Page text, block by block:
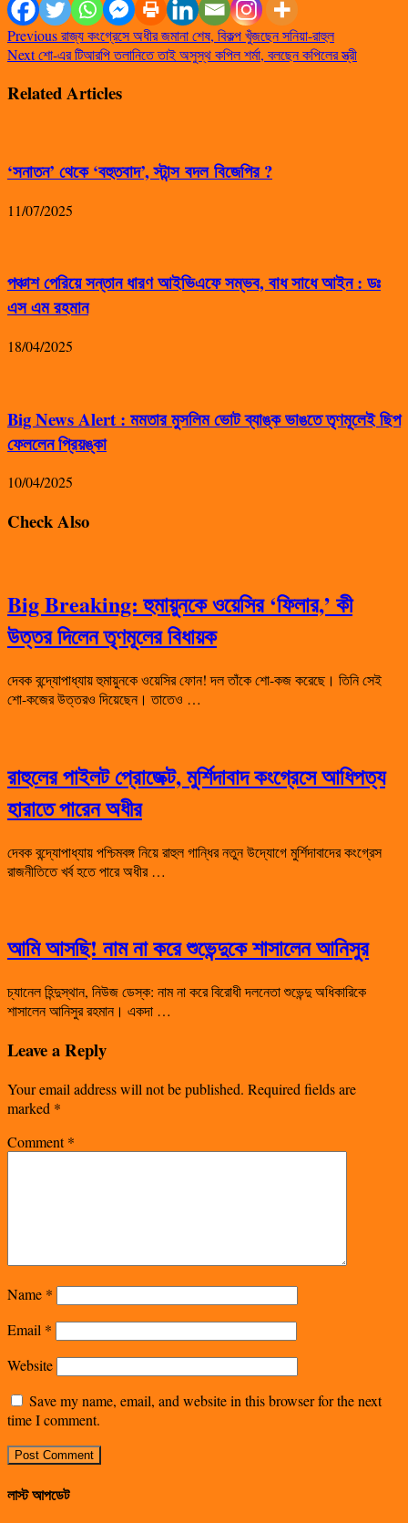
Previousরাজ্য কংগ্রেসে অধীর জমানা শেষ, বিকল্প খুঁজছেন সনিয়া-রাহুল
Nextশো-এর টিআরপি তলানিতে তাই অসুস্থ কপিল শর্মা, বলছেন কপিলের স্ত্রী
Related Articles
‘সনাতন’ থেকে ‘বহুতবাদ’, স্টান্স বদল বিজেপির ?
11/07/2025
পঞ্চাশ পেরিয়ে সন্তান ধারণ আইভিএফে সম্ভব, বাধ সাধে আইন : ডঃ
এস এম রহমান
18/04/2025
Big News Alert : মমতার মুসলিম ভোট ব্যাঙ্ক ভাঙতে তৃণমূলেই ছিপ
ফেললেন প্রিয়ঙ্কা
10/04/2025
Check Also
Big Breaking: হুমায়ুনকে ওয়েসির ‘ফিলার,’ কী
উত্তর দিলেন তৃণমূলের বিধায়ক
দেবক বন্দ্যোপাধ্যায় হুমায়ুনকে ওয়েসির ফোন! দল তাঁকে শো-কজ করেছে। তিনি সেই
শো-কজের উত্তরও দিয়েছেন। তাতেও …
রাহুলের পাইলট প্রোজেক্ট, মুর্শিদাবাদ কংগ্রেসে আধিপত্য
হারাতে পারেন অধীর
দেবক বন্দ্যোপাধ্যায় পশ্চিমবঙ্গ নিয়ে রাহুল গান্ধির নতুন উদ্যোগে মুর্শিদাবাদের কংগ্রেস
রাজনীতিতে খর্ব হতে পারে অধীর …
আমি আসছি! নাম না করে শুভেন্দুকে শাসালেন আনিসুর
চ্যানেল হিন্দুস্থান, নিউজ ডেস্ক: নাম না করে বিরোধী দলনেতা শুভেন্দু অধিকারিকে
শাসালেন আনিসুর রহমান। একদা …
Leave a Reply
Your email address will not be published. Required fields are
marked *
Comment*
Name *
Email *
Website
Save my name, email, and website in this browser for the next
time I comment.
লাস্ট আপডেট